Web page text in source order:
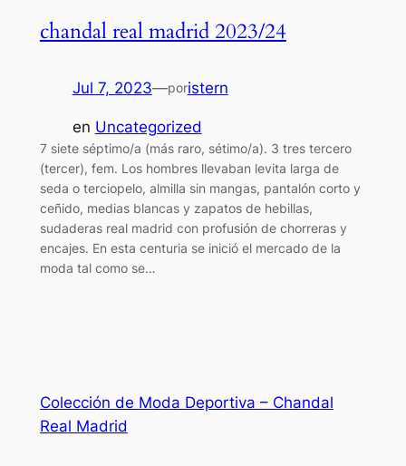
chandal real madrid 2023/24
Jul 7, 2023—poristern
en Uncategorized
7 siete séptimo/a (más raro, sétimo/a). 3 tres tercero
(tercer), fem. Los hombres llevaban levita larga de
seda o terciopelo, almilla sin mangas, pantalón corto y
ceñido, medias blancas y zapatos de hebillas,
sudaderas real madrid con profusión de chorreras y
encajes. En esta centuria se inició el mercado de la
moda tal como se…
Colección de Moda Deportiva – Chandal
Real Madrid